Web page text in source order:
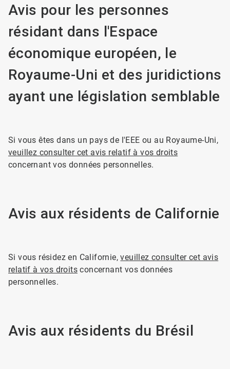
Avis pour les personnes
résidant dans l'Espace
économique européen, le
Royaume-Uni et des juridictions
ayant une législation semblable
Si vous êtes dans un pays de l'EEE ou au Royaume-Uni,
veuillez consulter cet avis relatif à vos droits
concernant vos données personnelles.
Avis aux résidents de Californie
Si vous résidez en Californie,veuillez consulter cet avis
relatif à vos droits concernant vos données
personnelles.
Avis aux résidents du Brésil